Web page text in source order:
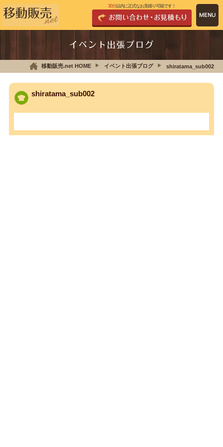
30分以内に正式なお見積り可能です！
イベント出張ブログ
移動販売.net HOME イベント出張ブログ shiratama_sub002
shiratama_sub002